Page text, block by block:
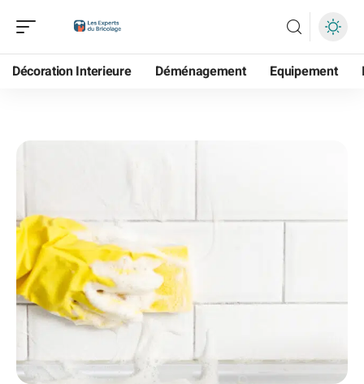
Décoration Interieure Déménagement Equipement